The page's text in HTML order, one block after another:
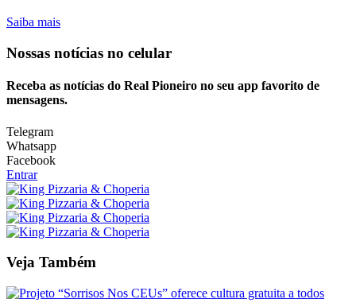
Saiba mais
Nossas notícias no celular
Receba as notícias do Real Pioneiro no seu app favorito de
mensagens.
Telegram
Whatsapp
Facebook
Entrar
Veja Também